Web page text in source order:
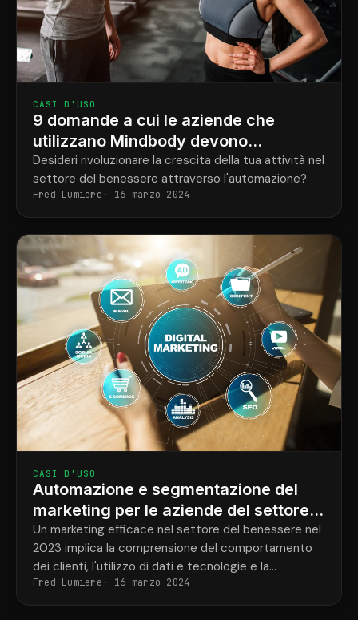
CASI D'USO
9 domande a cui le aziende che
utilizzano Mindbody devono
rispondere per automatizzare la
crescita
Desideri rivoluzionare la crescita della tua attività nel
settore del benessere attraverso l'automazione?
Fred Lumiere 16 marzo 2024
CASI D'USO
Automazione e segmentazione del
marketing per le aziende del settore
benessere.
Un marketing efficace nel settore del benessere nel
2023 implica la comprensione del comportamento
dei clienti, l'utilizzo di dati e tecnologie e la
personalizzazione delle comunicazioni attraverso
l'automazione e la segmentazione. CRMConnect
Fred Lumiere 16 marzo 2024